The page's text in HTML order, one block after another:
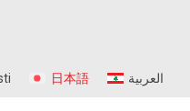
日本語 العربية